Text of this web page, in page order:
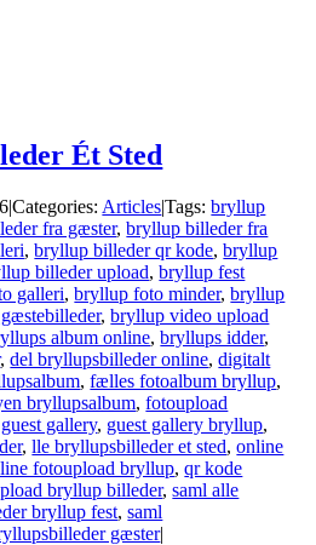
Ét Sted
|Categories: Articles|Tags:bryllup
fra gæster,bryllup billeder fra
,bryllup billeder qr kode,bryllup
billeder upload,bryllup fest
galleri,bryllup foto minder,bryllup
,bryllup video upload
album online,bryllups idder,
,del bryllupsbilleder online,digitalt
,fælles fotoalbum bryllup,
bryllupsalbum,fotoupload
guest gallery, guest gallery bryllup,
,lle bryllupsbilleder et sted,online
fotoupload bryllup,qr kode
bryllup billeder,saml alle
bryllup fest,saml
gæster|